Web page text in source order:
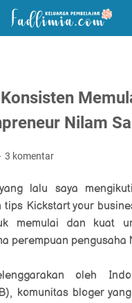
Nilam
3 komentar
lalu saya
tips Kickstart your
memulai dan kuat
perempuan pengusaha
oleh
komunitas bloger